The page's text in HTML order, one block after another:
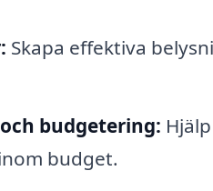
Skapa effektiva
budgetering:
budget.